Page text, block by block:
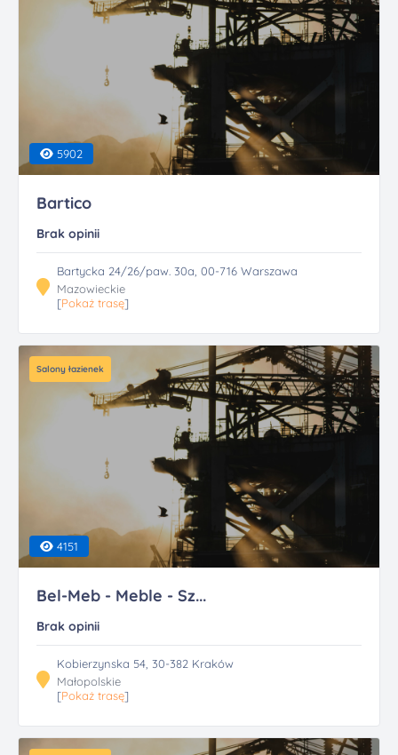
5902
Bartico
Brak opinii
Bartycka 24/26/paw. 30a, 00-716 Warszawa
Mazowieckie
[Pokaż trasę]
Salony łazienek
4151
Bel-Meb - Meble - Sz...
Brak opinii
Kobierzynska 54, 30-382 Kraków
Małopolskie
[Pokaż trasę]